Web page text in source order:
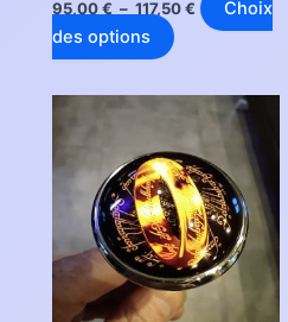
95,00€ – 117,50€
Choix
des options
page
Plage
de
95,00 €
à
110,00 €
a